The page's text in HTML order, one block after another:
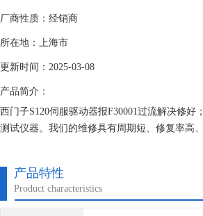
厂商性质：经销商
所在地：上海市
更新时间：2025-03-08
产品简介：
西门子S120伺服驱动器报F30001过流解决修
测试仪器。我们的维修具有周期短、修复率高
产品特性
Product characteristics